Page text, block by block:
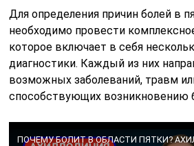
Для определения причин болей в
необходимо провести
которое включает в себя
диагностики. Каждый из них
возможных заболеваний, травм
способствующих возникновению
ПОЧЕМУ БОЛИТ В ОБЛАСТИ ПЯТКИ?